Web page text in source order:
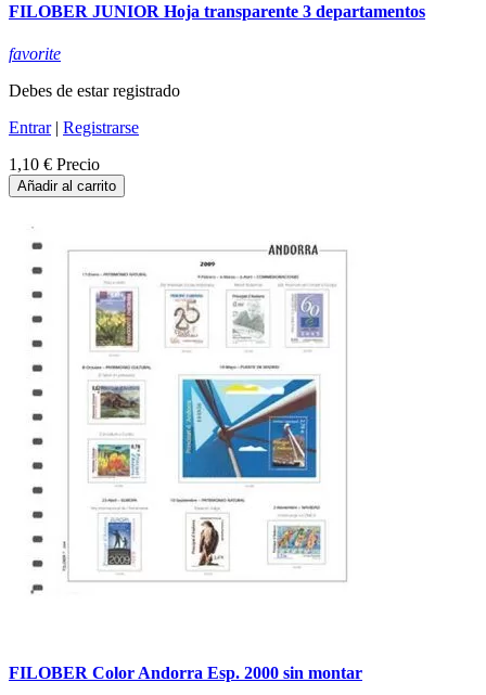
FILOBER JUNIOR Hoja transparente 3 departamentos
favorite
Debes de estar registrado
Entrar| Registrarse
1,10 € Precio
Añadir al carrito
FILOBER Color Andorra Esp. 2000 sin montar